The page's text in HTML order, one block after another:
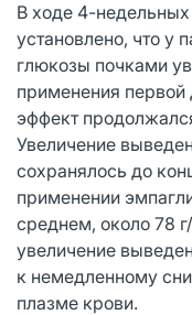
В ходе 4-
установлено, что у
глюкозы почками
применения первой
эффект
Увеличение
сохранялось до
применении
среднем, около 78
увеличение
к немедленному
плазме крови.